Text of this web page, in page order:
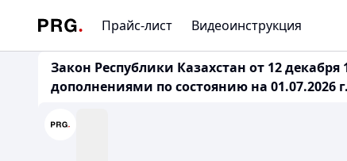
Прайс-лист Видеоинструкция
Закон Республики Казахстан от 12
дополнениями по состоянию на 01.07.2026